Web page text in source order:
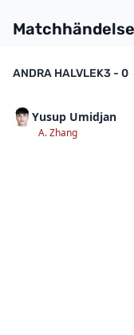
ANDRA HALVLEK3 - 0
Yusup Umidjan
A. Zhang